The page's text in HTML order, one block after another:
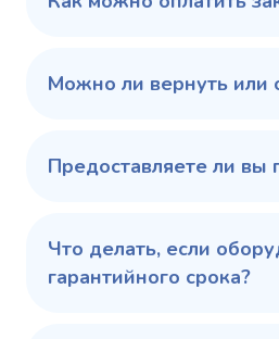
100 343 ₽ ✓
Можно ли вернуть или
Предоставляете ли вы
Что делать, если
гарантийного срока?